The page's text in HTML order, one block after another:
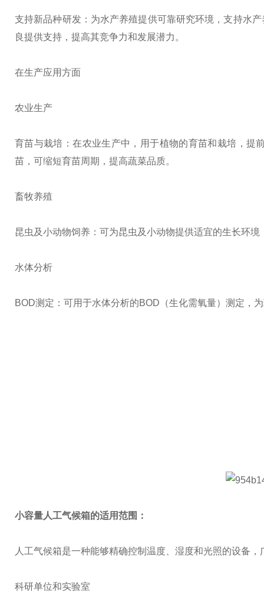
支持新品种研发：为水产养殖提供可靠研究环境，支持水
良提供支持，提高其竞争力和发展潜力。
在生产应用方面
农业生产
育苗与栽培：在农业生产中，用于植物的育苗和栽培，提
苗，可缩短育苗周期，提高蔬菜品质。
畜牧养殖
昆虫及小动物饲养：可为昆虫及小动物提供适宜的生长环
水体分析
BOD测定：可用于水体分析的BOD（生化需氧量）测定，
小容量人工气候箱的适用范围：
人工气候箱是一种能够精确控制温度、湿度和光照的设备
科研单位和实验室